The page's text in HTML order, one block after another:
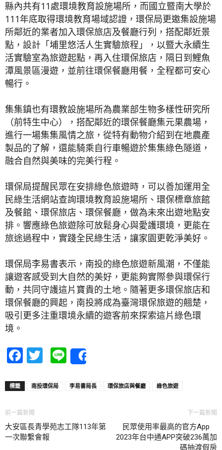
縣內共有11處環境教育設施場所，而國立暨南大學於
111年底取得環境教育場域認證，環保局更邀集設施場
所鄰近的業者加入環保旅店及餐廳行列，搭配鄰近景
點，設計「埔里悠活人生實驗旅程」，以暨大永續生
活實驗室為旅遊起點，再入住環保旅店，隔日到鯉魚
潭風景區漫遊，並前往環保餐廳用餐，全程都可安心
暢行。
集集鎮也有環教設施場所為農業部生物多樣性研究所
（前特生中心），搭配鄰近的環保餐廳集元果農場，
進行一場集集風情之旅，從特有動物介紹到在地農產
製品的了解，還能騎乘自行車暢遊於集集綠色隧道，
融合自然與美味的完美行程。
環保局提醒民眾在安排綠色旅遊時，可以善加運用全
民綠生活網站查詢環境教育設施場所、環保標章旅館
及餐館、環保旅店、環保餐廳，做為未來出遊地點安
排。響應綠色旅遊除可放鬆身心與愛護環境，更能在
旅途過程中，實踐全民綠生活，讓家園更乾淨美好。
環保局李易書表示，南投的綠色旅遊新風潮，不僅能
讓遊客感受到大自然的美好，更能夠實際參與環保行
動，共同守護這片寶貴的土地。隨著更多環保旅店和
環保餐廳的興起，南投將成為臺灣環保旅遊的翹楚，
吸引更多注重環境永續的遊客前來探索這片綠色環
境。
Facebook
Twitter
Line
標籤 南投環保局 李易書局長 環保旅店與餐廳 綠色旅遊
前一篇新聞
大安區長青學苑志工隊113年第
一次聯繫會報
下一篇新聞
民眾使用率最高的官方App
2023年台中通APP突破236萬加
碼抽渡假房